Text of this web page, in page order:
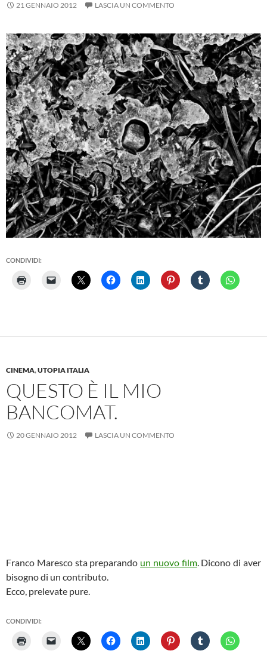
21 GENNAIO 2012 LASCIA UN COMMENTO
CONDIVIDI:
CINEMA,UTOPIA ITALIA
QUESTO È IL MIO
BANCOMAT.
20 GENNAIO 2012 LASCIA UN COMMENTO
Franco Maresco sta preparando un nuovo film. Dicono di aver
bisogno di un contributo.
Ecco, prelevate pure.
CONDIVIDI: